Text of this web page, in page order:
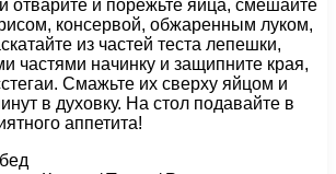
отварите и порежьте яйца, смешайте
консервой, обжаренным луком,
из частей теста лепешки,
частями начинку и защипните края,
Смажьте их сверху яйцом и
в духовку. На стол подавайте в
аппетита!